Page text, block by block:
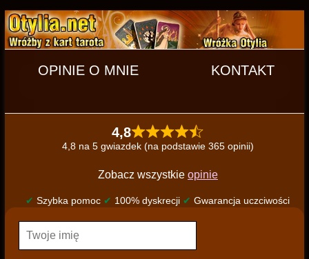
OPINIE O MNIE KONTAKT
4,8
4,8 na 5 gwiazdek (na podstawie 365 opinii)
Zobacz wszystkie opinie
✔ Szybka pomoc ✔ 100% dyskrecji ✔ Gwarancja uczciwości